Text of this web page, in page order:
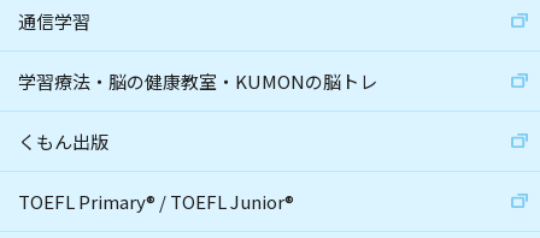
通信学習
学習療法・脳の健康教室・KUMONの脳トレ
くもん出版
TOEFL Primary® /TOEFL Junior®